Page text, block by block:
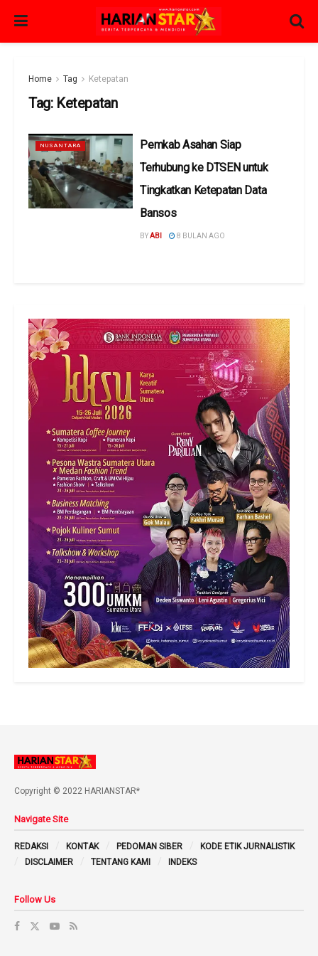
Home Tag Ketepatan
Tag: Ketepatan
NUSANTARA
Pemkab Asahan Siap
Terhubung ke DTSEN untuk
Tingkatkan Ketepatan Data
Bansos
BYABI 8 BULAN AGO
Copyright © 2022 HARIANSTAR*
Navigate Site
REDAKSI KONTAK PEDOMAN SIBER
KODE ETIK JURNALISTIK
DISCLAIMER
TENTANG KAMI INDEKS
Follow Us